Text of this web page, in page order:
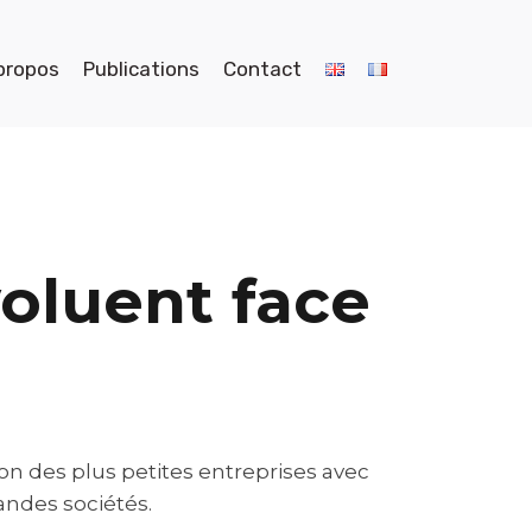
Publications Contact
face
des plus petites entreprises avec
sociétés.